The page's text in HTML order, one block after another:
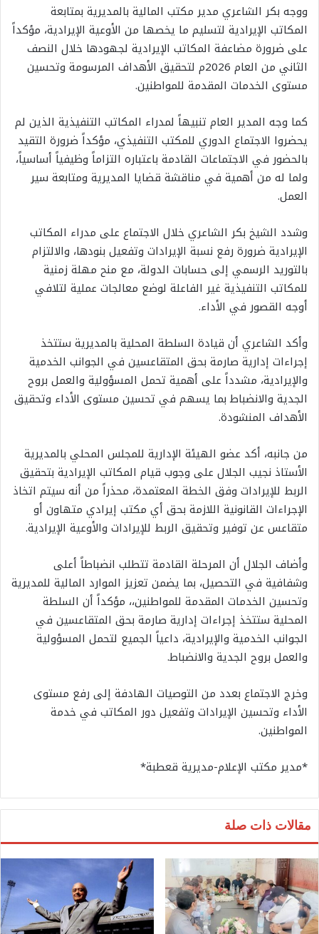
ووجه بكر الشاعري مدير مكتب المالية بالمديرية بمتابعة
المكاتب الإيرادية لتسليم ما يخصها من الأوعية الإيرادية، مؤكداً
على ضرورة مضاعفة المكاتب الإيرادية لجهودها خلال النصف
الثاني من العام 2026م لتحقيق الأهداف المرسومة وتحسين
مستوى الخدمات المقدمة للمواطنين.
كما وجه المدير العام تنبيهاً لمدراء المكاتب التنفيذية الذين لم
يحضروا الاجتماع الدوري للمكتب التنفيذي، مؤكداً ضرورة التقيد
بالحضور في الاجتماعات القادمة باعتباره التزاماً وظيفياً أساسياً،
ولما له من أهمية في مناقشة قضايا المديرية ومتابعة سير
العمل.
وشدد الشيخ بكر الشاعري خلال الاجتماع على مدراء المكاتب
الإيرادية ضرورة رفع نسبة الإيرادات وتفعيل بنودها، والالتزام
بالتوريد الرسمي إلى حسابات الدولة، مع منح مهلة زمنية
للمكاتب التنفيذية غير الفاعلة لوضع معالجات عملية لتلافي
أوجه القصور في الأداء.
وأكد الشاعري أن قيادة السلطة المحلية بالمديرية ستتخذ
إجراءات إدارية صارمة بحق المتقاعسين في الجوانب الخدمية
والإيرادية، مشدداً على أهمية تحمل المسؤولية والعمل بروح
الجدية والانضباط بما يسهم في تحسين مستوى الأداء وتحقيق
الأهداف المنشودة.
من جانبه، أكد عضو الهيئة الإدارية للمجلس المحلي بالمديرية
الأستاذ نجيب الجلال على وجوب قيام المكاتب الإيرادية بتحقيق
الربط للإيرادات وفق الخطة المعتمدة، محذراً من أنه سيتم اتخاذ
الإجراءات القانونية اللازمة بحق أي مكتب إيرادي متهاون أو
متقاعس عن توفير وتحقيق الربط للإيرادات والأوعية الإيرادية.
وأضاف الجلال أن المرحلة القادمة تتطلب انضباطاً أعلى
وشفافية في التحصيل، بما يضمن تعزيز الموارد المالية للمديرية
وتحسين الخدمات المقدمة للمواطنين،، مؤكداً أن السلطة
المحلية ستتخذ إجراءات إدارية صارمة بحق المتقاعسين في
الجوانب الخدمية والإيرادية، داعياً الجميع لتحمل المسؤولية
والعمل بروح الجدية والانضباط.
وخرج الاجتماع بعدد من التوصيات الهادفة إلى رفع مستوى
الأداء وتحسين الإيرادات وتفعيل دور المكاتب في خدمة
المواطنين.
*مدير مكتب الإعلام-مديرية قعطبة*
مقالات ذات صلة